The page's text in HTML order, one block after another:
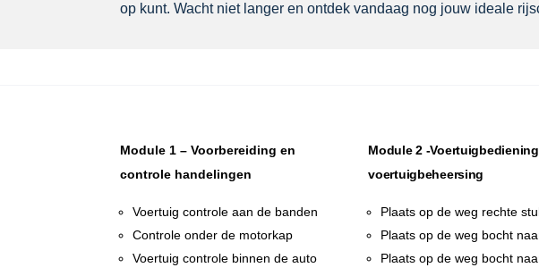
op kunt. Wacht niet langer en ontdek vandaag nog jouw ideale
Module 1 – Voorbereiding en
controle handelingen
Voertuig controle aan de banden
Controle onder de motorkap
Voertuig controle binnen de auto
Module 2 -
voertuigbeheersing
Plaats op de weg rechte
Plaats op de weg bocht
Plaats op de weg bocht